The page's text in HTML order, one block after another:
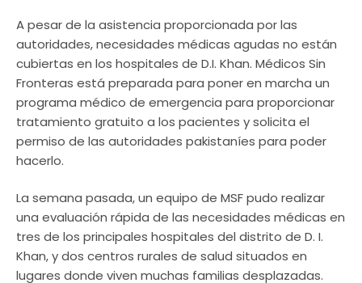
A pesar de la asistencia proporcionada por las
autoridades, necesidades médicas agudas no están
cubiertas en los hospitales de D.I. Khan. Médicos Sin
Fronteras está preparada para poner en marcha un
programa médico de emergencia para proporcionar
tratamiento gratuito a los pacientes y solicita el
permiso de las autoridades pakistaníes para poder
hacerlo.
La semana pasada, un equipo de MSF pudo realizar
una evaluación rápida de las necesidades médicas en
tres de los principales hospitales del distrito de D. I.
Khan, y dos centros rurales de salud situados en
lugares donde viven muchas familias desplazadas.